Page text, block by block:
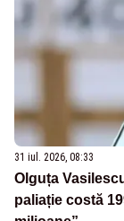
31 iul. 2026, 08:33
Olguța
paliație costă